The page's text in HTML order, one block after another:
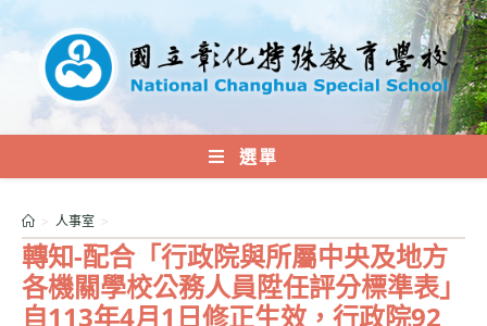
轉
內
選單
轉知-配合「行政院與所屬中央及地方
各機關學校公務人員陞任評分標準表」
自113年4月1日修正生效，行政院92
> 人事室 >